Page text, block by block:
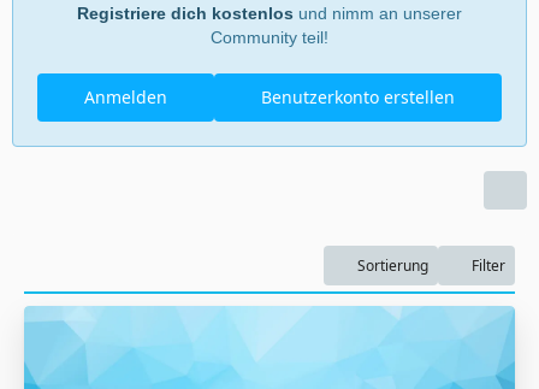
Registriere dich kostenlos und nimm an unserer
Community teil!
Benutzerkonto erstellen
Anmelden
Sortierung Filter